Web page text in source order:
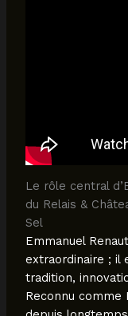
Le rôle central
du Relais &
Sel
Emmanuel
extraordinaire ; il
tradition,
Reconnu comme